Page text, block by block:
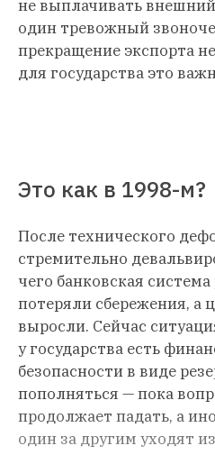
не выплачивать
один тревожный
прекращение экспорта
для государства это
Это как в 1998-м?
После технического
стремительно
чего банковская
потеряли сбережения, а
выросли. Сейчас
у государства есть
безопасности в виде
пополняться — пока
продолжает падать, а
один за другим уходят